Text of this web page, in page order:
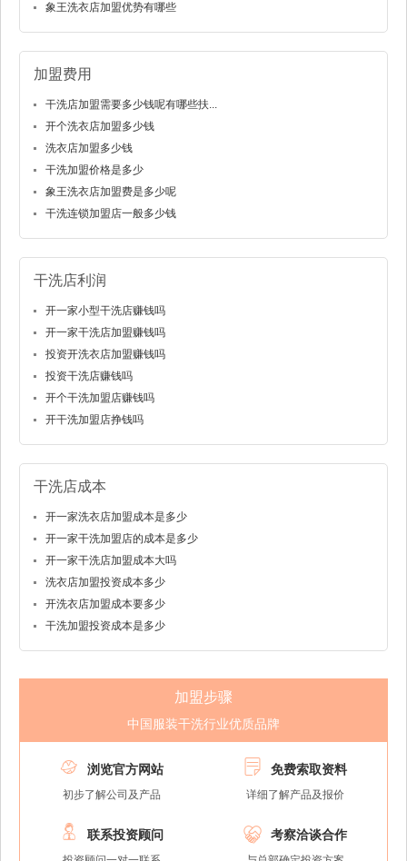
象王洗衣店加盟优势有哪些
加盟费用
干洗店加盟需要多少钱呢有哪些扶...
开个洗衣店加盟多少钱
洗衣店加盟多少钱
干洗加盟价格是多少
象王洗衣店加盟费是多少呢
干洗连锁加盟店一般多少钱
干洗店利润
开一家小型干洗店赚钱吗
开一家干洗店加盟赚钱吗
投资开洗衣店加盟赚钱吗
投资干洗店赚钱吗
开个干洗加盟店赚钱吗
开干洗加盟店挣钱吗
干洗店成本
开一家洗衣店加盟成本是多少
开一家干洗加盟店的成本是多少
开一家干洗店加盟成本大吗
洗衣店加盟投资成本多少
开洗衣店加盟成本要多少
干洗加盟投资成本是多少
加盟步骤
中国服装干洗行业优质品牌
 浏览官方网站
初步了解公司及产品
 免费索取资料
详细了解产品及报价
 联系投资顾问  考察洽谈合作